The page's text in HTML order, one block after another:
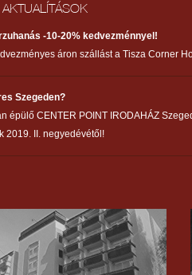
-10-20% kedvezménnyel!
áron szállást a Tisza Corner
Szegeden?
épülő CENTER POINT IRODAHÁZ
2019. II. negyedévétől!